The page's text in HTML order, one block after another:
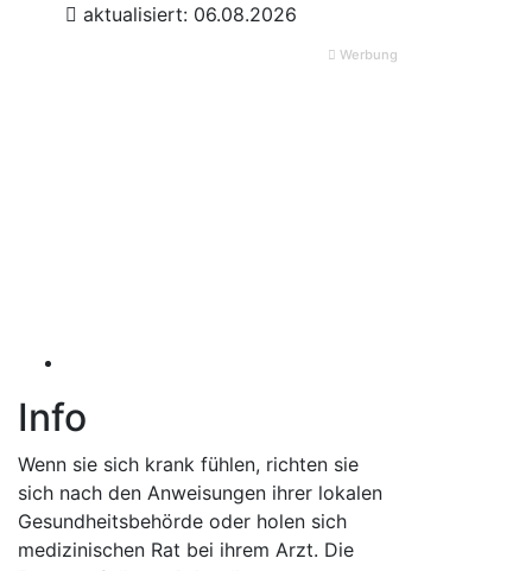
aktualisiert: 06.08.2026
Werbung
Info
Wenn sie sich krank fühlen, richten sie
sich nach den Anweisungen ihrer lokalen
Gesundheitsbehörde oder holen sich
medizinischen Rat bei ihrem Arzt. Die